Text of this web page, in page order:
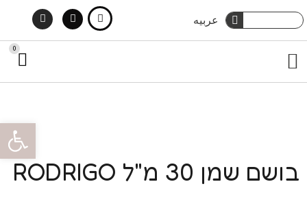
דילוג
חיפוש
חיפוש
عربيه
Facebook
Instagram
תפריט 0
בושם שמן 30 מ"ל RODRIGO
פתח